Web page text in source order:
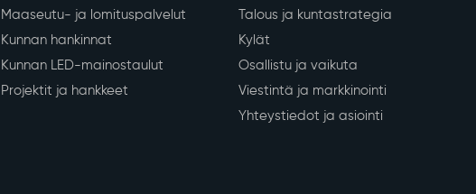
Maaseutu- ja lomituspalvelut
Kunnan hankinnat
Kunnan LED-mainostaulut
Projektit ja hankkeet
Talous ja kuntastrategia
Kylät
Osallistu ja vaikuta
Viestintä ja markkinointi
Yhteystiedot ja asiointi